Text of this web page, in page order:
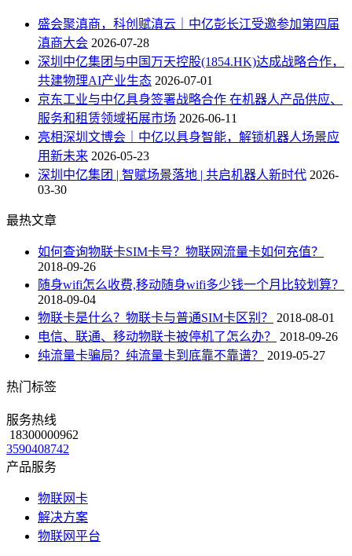
盛会聚滇商，科创赋滇云｜中亿彭长江受邀参加第四届
滇商大会 2026-07-28
深圳中亿集团与中国万天控股(1854.HK)达成战略合作，
共建物理AI产业生态 2026-07-01
京东工业与中亿具身签署战略合作 在机器人产品供应、
服务和租赁领域拓展市场 2026-06-11
亮相深圳文博会｜中亿以具身智能，解锁机器人场景应
用新未来 2026-05-23
深圳中亿集团 | 智赋场景落地 | 共启机器人新时代 2026-
03-30
最热文章
如何查询物联卡SIM卡号？物联网流量卡如何充值？
2018-09-26
随身wifi怎么收费,移动随身wifi多少钱一个月比较划算？
2018-09-04
物联卡是什么？物联卡与普通SIM卡区别？
2018-08-01
电信、联通、移动物联卡被停机了怎么办？
2018-09-26
纯流量卡骗局？纯流量卡到底靠不靠谱？
2019-05-27
热门标签
服务热线
18300000962
3590408742
产品服务
物联网卡
解决方案
物联网平台